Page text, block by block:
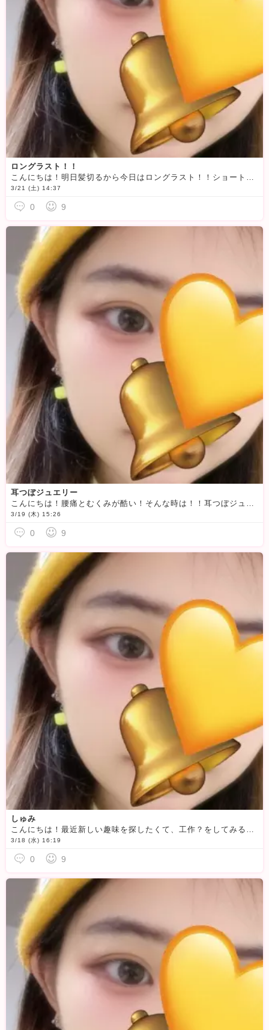
ロングラスト！！
こんにちは！明日髪切るから今日はロングラスト！！ショートにしますぜ
3/21 (土) 14:37
0 9
耳つぼジュエリー
こんにちは！腰痛とむくみが酷い！そんな時は！！耳つぼジュエリーがめっちゃききます♪♪（もちろん腰痛とむくみの他にも場所によって色んな効果あり！）もう手放せなくなりましたっ
3/19 (木) 15:26
0 9
しゅみ
こんにちは！最近新しい趣味を探したくて、工作？をしてみることにしました！仕掛けがあるアルバムみたいなやつね！作ってみたくて！とりあえず百均に行って画用紙大量に購入してきた
3/18 (水) 16:19
0 9